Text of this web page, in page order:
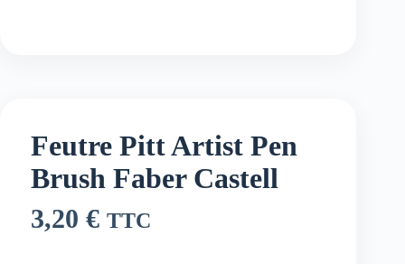
Feutre Pitt Artist Pen
Brush Faber Castell
3,20 € TTC